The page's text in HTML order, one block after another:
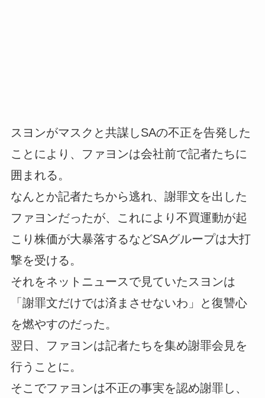
スヨンがマスクと共謀しSAの不正を告発した
ことにより、ファヨンは会社前で記者たちに
囲まれる。
なんとか記者たちから逃れ、謝罪文を出した
ファヨンだったが、これにより不買運動が起
こり株価が大暴落するなどSAグループは大打
撃を受ける。
それをネットニュースで見ていたスヨンは
「謝罪文だけでは済まさせないわ」と復讐心
を燃やすのだった。
翌日、ファヨンは記者たちを集め謝罪会見を
行うことに。
そこでファヨンは不正の事実を認め謝罪し、